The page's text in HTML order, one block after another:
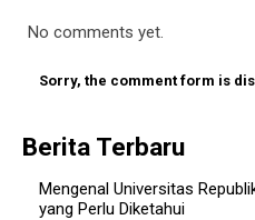
No comments yet.
Sorry, the comment form is
Berita Terbaru
Mengenal Universitas
yang Perlu Diketahui